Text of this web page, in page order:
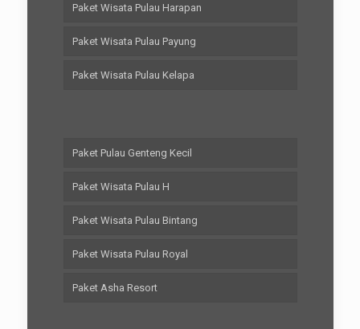
Paket Wisata Pulau Harapan
Paket Wisata Pulau Payung
Paket Wisata Pulau Kelapa
Paket Pulau Genteng Kecil
Paket Wisata Pulau H
Paket Wisata Pulau Bintang
Paket Wisata Pulau Royal
Paket Asha Resort